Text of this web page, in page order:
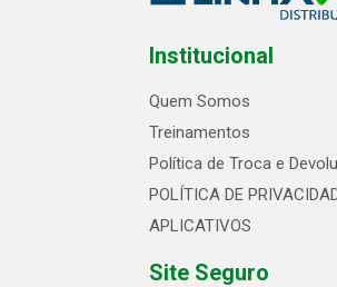
Institucional
Quem Somos
Treinamentos
Política de Troca e
POLÍTICA DE
APLICATIVOS
Site Seguro